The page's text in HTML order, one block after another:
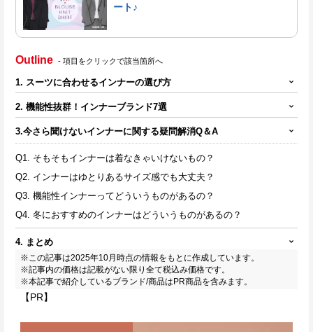
ート♪
Outline - 項目をクリックで該当箇所へ
1. スーツに合わせるインナーの選び方
2. 機能性抜群！インナーブランド7選
3.今さら聞けないインナーに関する疑問解消Q＆A
Q1. そもそもインナーは着なきゃいけないもの？
Q2. インナーはゆとりあるサイズ感でも大丈夫？
Q3. 機能性インナーってどういうものがあるの？
Q4. 冬におすすめのインナーはどういうものがあるの？
4. まとめ
※この記事は2025年10月時点の情報をもとに作成しています。
※記事内の価格は記載がない限り全て税込み価格です。
※本記事で紹介しているブランド/商品はPR商品を含みます。
【PR】